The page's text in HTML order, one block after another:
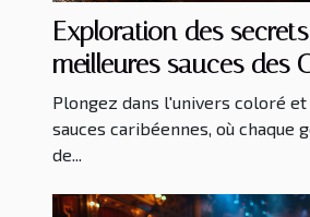
Exploration des
meilleures sauces des
Plongez dans l'univers coloré
sauces caribéennes, où chaque
de...